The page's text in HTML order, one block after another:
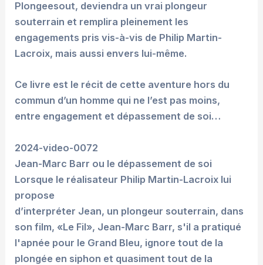
Plongeesout, deviendra un vrai plongeur
souterrain et remplira pleinement les
engagements pris vis-à-vis de Philip Martin-
Lacroix, mais aussi envers lui-même.
Ce livre est le récit de cette aventure hors du
commun d’un homme qui ne l’est pas moins,
entre engagement et dépassement de soi…
2024-video-0072
Jean-Marc Barr ou le dépassement de soi
Lorsque le réalisateur Philip Martin-Lacroix lui
propose
d’interpréter Jean, un plongeur souterrain, dans
son film, «Le Fil», Jean-Marc Barr, s'il a pratiqué
l'apnée pour le Grand Bleu, ignore tout de la
plongée en siphon et quasiment tout de la